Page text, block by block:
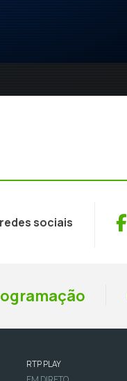
sociais
RTP PLAY